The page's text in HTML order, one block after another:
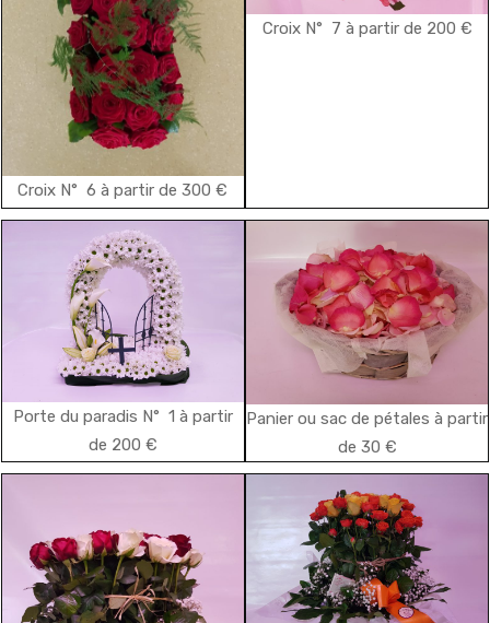
Croix N° 6 à partir de 300 €
Croix N° 7 à partir de 200 €
Porte du paradis N° 1 à partir
de 200 €
Panier ou sac de pétales à partir
de 30 €